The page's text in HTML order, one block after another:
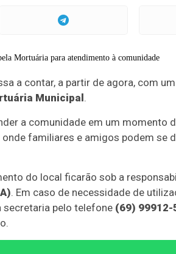
a contar, a partir de agora, com
Municipal .
a comunidade em um momento
familiares e amigos podem se
do local ficarão sob a
. Em caso de necessidade de
pelo telefone (69) 99912-